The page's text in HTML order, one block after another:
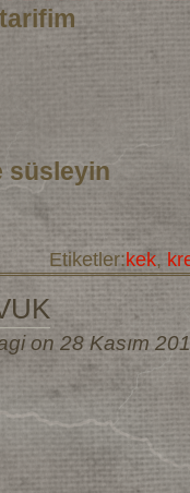
süsleyin
Etiketler:kek,
on 28 Kasım